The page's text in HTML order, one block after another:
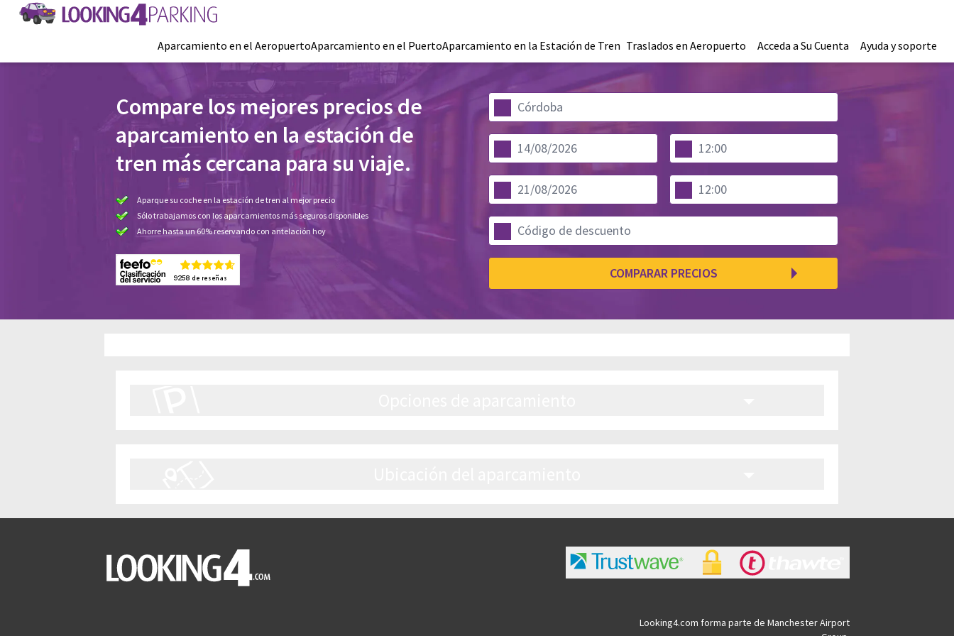
Aparcamiento en el AeropuertoAparcamiento en el PuertoAparcamiento en la Estación de Tren Traslados en Aeropuerto Acceda a Su Cuenta Ayuda y soporte
Compare los mejores precios de
aparcamiento en la estación de
tren más cercana para su viaje.
COMPARAR PRECIOS
Aparque su coche en la estación de tren al mejor precio
Sólo trabajamos con los aparcamientos más seguros disponibles
Ahorre hasta un 60% reservando con antelación hoy
Looking4.com forma parte de Manchester Airport